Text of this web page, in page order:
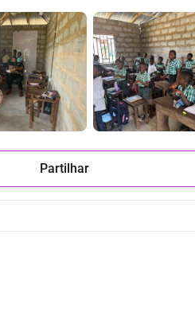
conheçam seu próprio
criativas,
podem
Partilhar